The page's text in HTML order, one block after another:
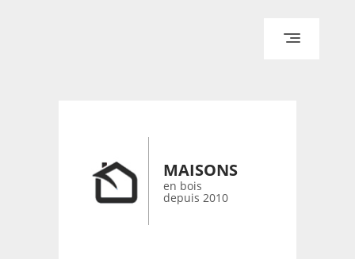
CONTACT
MAISONS
en bois
depuis 2010